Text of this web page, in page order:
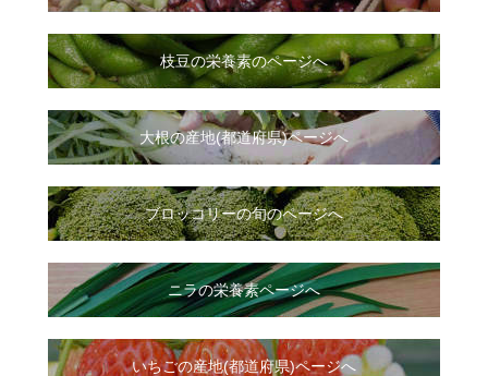
枝豆の栄養素のページへ
大根の産地(都道府県)ページへ
ブロッコリーの旬のページへ
ニラの栄養素ページへ
いちごの産地(都道府県)ページへ